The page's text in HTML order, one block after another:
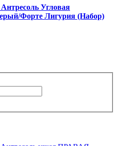
Угловая
Форте Лигурия (Набор)